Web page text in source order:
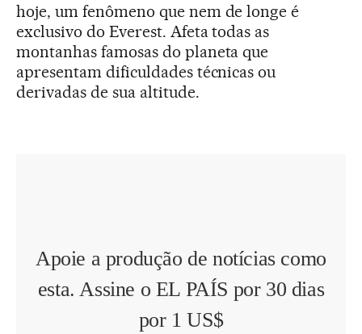
hoje, um fenômeno que nem de longe é
exclusivo do Everest. Afeta todas as
montanhas famosas do planeta que
apresentam dificuldades técnicas ou
derivadas de sua altitude.
Apoie a produção de notícias como
esta. Assine o EL PAÍS por 30 dias
por 1 US$